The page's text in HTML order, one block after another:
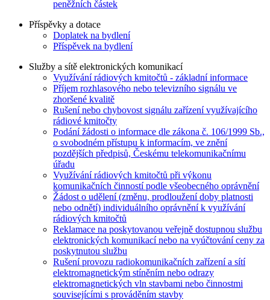
peněžních částek
Příspěvky a dotace
Doplatek na bydlení
Příspěvek na bydlení
Služby a sítě elektronických komunikací
Využívání rádiových kmitočtů - základní informace
Příjem rozhlasového nebo televizního signálu ve
zhoršené kvalitě
Rušení nebo chybovost signálu zařízení využívajícího
rádiové kmitočty
Podání žádosti o informace dle zákona č. 106/1999 Sb.,
o svobodném přístupu k informacím, ve znění
pozdějších předpisů, Českému telekomunikačnímu
úřadu
Využívání rádiových kmitočtů při výkonu
komunikačních činností podle všeobecného oprávnění
Žádost o udělení (změnu, prodloužení doby platnosti
nebo odnětí) individuálního oprávnění k využívání
rádiových kmitočtů
Reklamace na poskytovanou veřejně dostupnou službu
elektronických komunikací nebo na vyúčtování ceny za
poskytnutou službu
Rušení provozu radiokomunikačních zařízení a sítí
elektromagnetickým stíněním nebo odrazy
elektromagnetických vln stavbami nebo činnostmi
souvisejícími s prováděním stavby